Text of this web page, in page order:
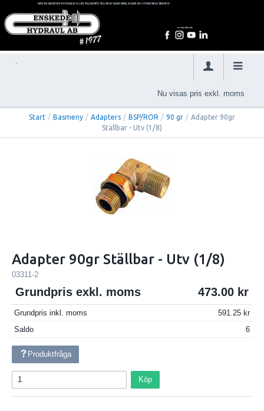
Nu visas pris exkl. moms
Start / Basmeny / Adapters / BSP/RÖR / 90 gr / Adapter 90gr
Ställbar - Utv (1/8)
Adapter 90gr Ställbar - Utv (1/8)
03311-2
Grundpris exkl. moms 473.00
Grundpris inkl. moms
591.25
Saldo
6
Produktfråga
Köp